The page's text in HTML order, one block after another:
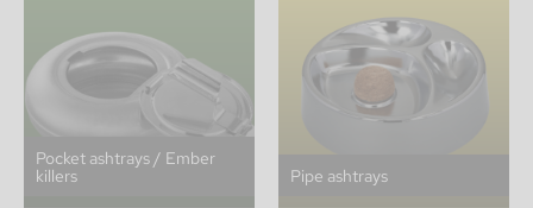
Pocket ashtrays / Ember
killers Pipe ashtrays